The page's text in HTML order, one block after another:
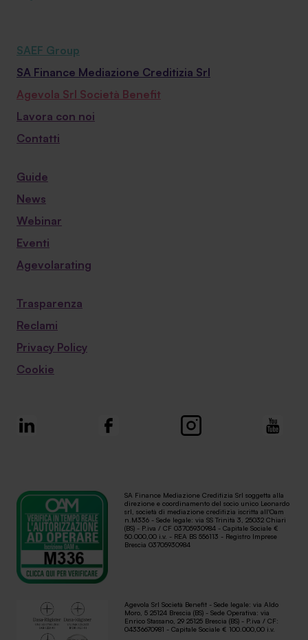
SAEF Group
SA Finance Mediazione Creditizia Srl
Agevola Srl Società Benefit
Lavora con noi
Contatti
Guide
News
Webinar
Eventi
Agevolarating
Trasparenza
Reclami
Privacy Policy
Cookie
SA Finance Mediazione Creditizia Srl soggetta alla
direzione e coordinamento del socio unico Leonardo
srl, società di mediazione creditizia iscritta all'Oam
n.M336 - Sede legale: via SS Trinità 3, 25032 Chiari
(BS) - P.iva / CF 03705930984 - Capitale Sociale €
50.000,00 i.v. - REA BS 556113 - Registro Imprese
Brescia 03705930984
Agevola Srl Società Benefit - Sede legale: via Aldo
Moro, 5 25124 Brescia (BS) - Sede Operativa: via
Enrico Stassano, 29 25125 Brescia (BS) - P.iva / CF:
04336670981 - Capitale Sociale € 100.000,00 i.v.